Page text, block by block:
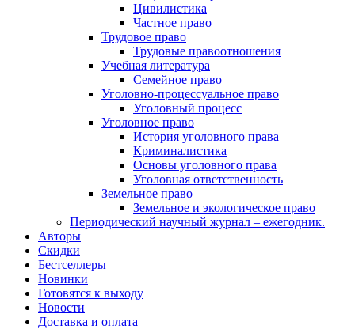
Цивилистика
Частное право
Трудовое право
Трудовые правоотношения
Учебная литература
Семейное право
Уголовно-процессуальное право
Уголовный процесс
Уголовное право
История уголовного права
Криминалистика
Основы уголовного права
Уголовная ответственность
Земельное право
Земельное и экологическое право
Периодический научный журнал – ежегодник.
Авторы
Скидки
Бестселлеры
Новинки
Готовятся к выходу
Новости
Доставка и оплата